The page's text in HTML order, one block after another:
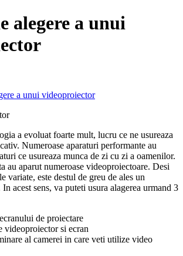
alegere a unui
a unui videoproiector
a evoluat foarte mult, lucru ce ne usureaza
Numeroase aparaturi performante au
ce usureaza munca de zi cu zi a oamenilor.
au aparut numeroase videoproiectoare. Desi
variate, este destul de greu de ales un
acest sens, va puteti usura alagerea urmand 3
de proiectare
videoproiector si ecran
al camerei in care veti utilize video